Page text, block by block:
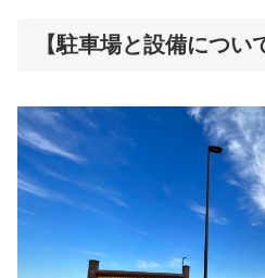
【駐車場と設備につい